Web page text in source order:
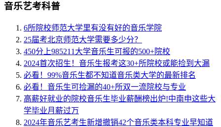
音乐艺考科普
6所院校师范大学里有没有好的音乐学院
25届考北京师范大学需要多少分？
450分上985211大学音乐生可报的500+院校
2024首次招生！音乐生报考这30+所院校或能捡到大漏
必看！99%音乐生都不知道音乐类大学的最新排名
必看！音乐生可捡漏的40+所双一流院校与专业
高薪好就业的院校音乐生毕业薪酬榜出炉!中南申这些大
学毕业月薪过万
2024年音乐艺考生新增撤销42个音乐类本科专业早知道